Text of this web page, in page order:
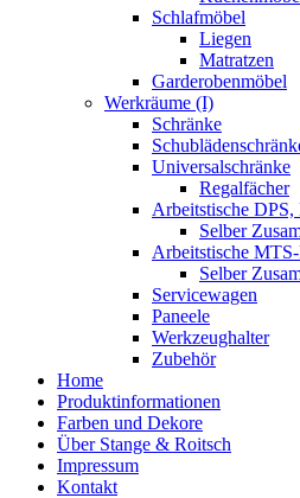
Schlafmöbel
Liegen
Matratzen
Garderobenmöbel
Werkräume (I)
Schränke
Universalschränke
Regalfächer
Arbeitstische DPS,
Selber
Arbeitstische
Selber
Servicewagen
Paneele
Werkzeughalter
Zubehör
Home
Produktinformationen
Farben und Dekore
Über Stange & Roitsch
Impressum
Kontakt